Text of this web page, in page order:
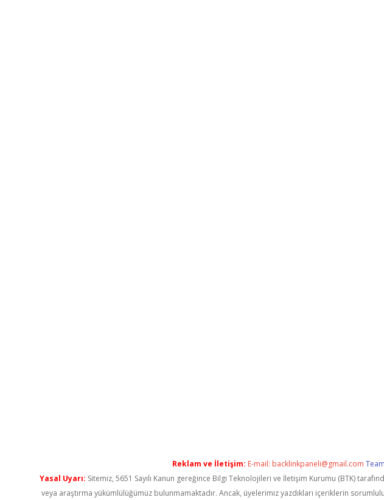
Reklam ve İletişim: E-mail: backlinkpaneli@gmail.com
Yasal Uyarı: Sitemiz, 5651 Sayılı Kanun gereğince Bilgi Teknolojileri ve İletişim Kurumu (BTK)
veya araştırma yükümlülüğümüz bulunmamaktadır. Ancak, üyelerimiz yazdıkları içeriklerin